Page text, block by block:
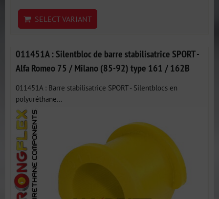
SELECT VARIANT
011451A : Silentbloc de barre stabilisatrice SPORT -
Alfa Romeo 75 / Milano (85-92) type 161 / 162B
011451A : Barre stabilisatrice SPORT - Silentblocs en
polyuréthane...